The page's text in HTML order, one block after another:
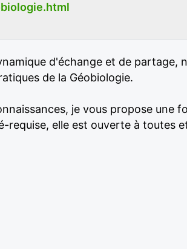
d'échange et de
de la Géobiologie.
je vous propose une
requise, elle est ouverte à toutes